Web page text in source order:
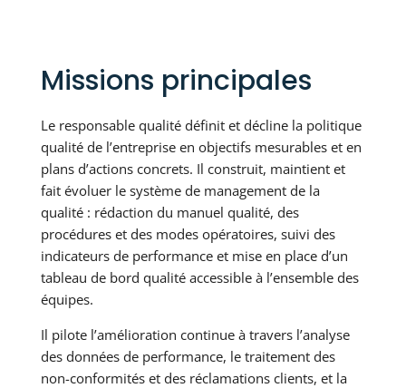
Missions principales
Le responsable qualité définit et décline la politique
qualité de l’entreprise en objectifs mesurables et en
plans d’actions concrets. Il construit, maintient et
fait évoluer le système de management de la
qualité : rédaction du manuel qualité, des
procédures et des modes opératoires, suivi des
indicateurs de performance et mise en place d’un
tableau de bord qualité accessible à l’ensemble des
équipes.
Il pilote l’amélioration continue à travers l’analyse
des données de performance, le traitement des
non-conformités et des réclamations clients, et la